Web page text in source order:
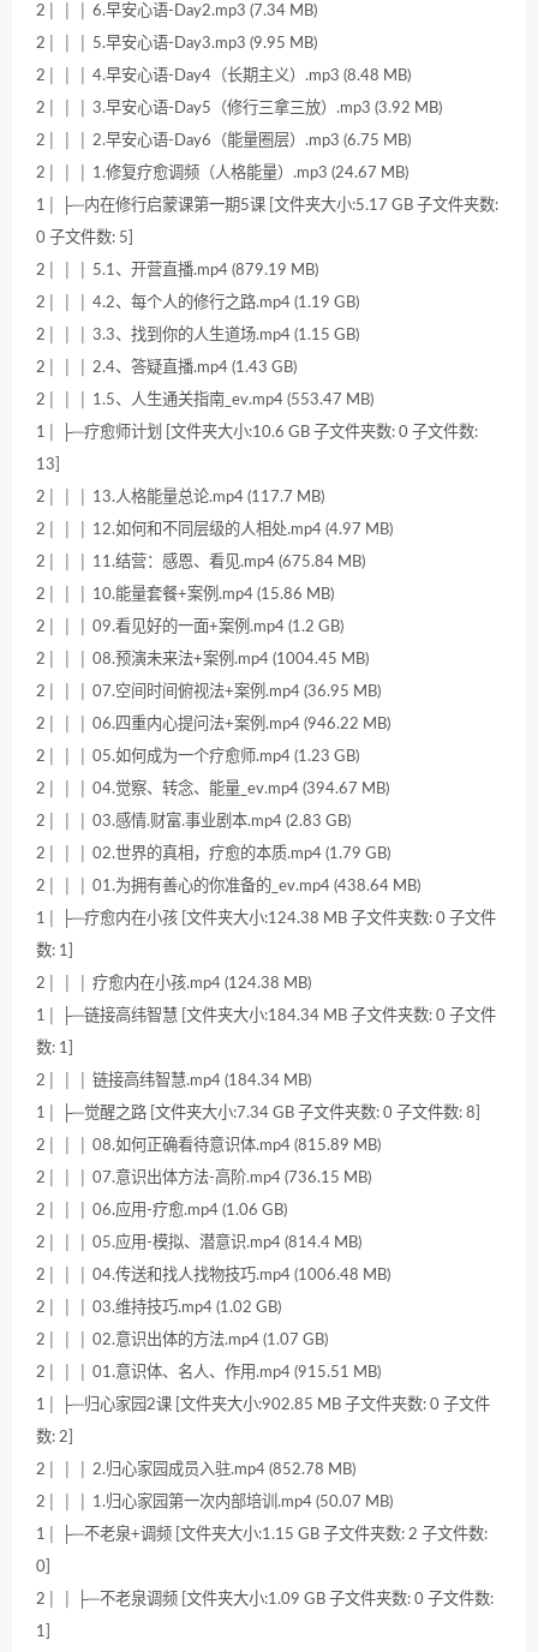
2│ │ │ 6.早安心语-Day2.mp3 (7.34 MB)
2│ │ │ 5.早安心语-Day3.mp3 (9.95 MB)
2│ │ │ 4.早安心语-Day4（长期主义）.mp3 (8.48 MB)
2│ │ │ 3.早安心语-Day5（修行三拿三放）.mp3 (3.92 MB)
2│ │ │ 2.早安心语-Day6（能量圈层）.mp3 (6.75 MB)
2│ │ │ 1.修复疗愈调频（人格能量）.mp3 (24.67 MB)
1│ ├─内在修行启蒙课第一期5课 [文件夹大小:5.17 GB 子文件夹数:
0 子文件数: 5]
2│ │ │ 5.1、开营直播.mp4 (879.19 MB)
2│ │ │ 4.2、每个人的修行之路.mp4 (1.19 GB)
2│ │ │ 3.3、找到你的人生道场.mp4 (1.15 GB)
2│ │ │ 2.4、答疑直播.mp4 (1.43 GB)
2│ │ │ 1.5、人生通关指南_ev.mp4 (553.47 MB)
1│ ├─疗愈师计划 [文件夹大小:10.6 GB 子文件夹数: 0 子文件数:
13]
2│ │ │ 13.人格能量总论.mp4 (117.7 MB)
2│ │ │ 12.如何和不同层级的人相处.mp4 (4.97 MB)
2│ │ │ 11.结营：感恩、看见.mp4 (675.84 MB)
2│ │ │ 10.能量套餐+案例.mp4 (15.86 MB)
2│ │ │ 09.看见好的一面+案例.mp4 (1.2 GB)
2│ │ │ 08.预演未来法+案例.mp4 (1004.45 MB)
2│ │ │ 07.空间时间俯视法+案例.mp4 (36.95 MB)
2│ │ │ 06.四重内心提问法+案例.mp4 (946.22 MB)
2│ │ │ 05.如何成为一个疗愈师.mp4 (1.23 GB)
2│ │ │ 04.觉察、转念、能量_ev.mp4 (394.67 MB)
2│ │ │ 03.感情.财富.事业剧本.mp4 (2.83 GB)
2│ │ │ 02.世界的真相，疗愈的本质.mp4 (1.79 GB)
2│ │ │ 01.为拥有善心的你准备的_ev.mp4 (438.64 MB)
1│ ├─疗愈内在小孩 [文件夹大小:124.38 MB 子文件夹数: 0 子文件
数: 1]
2│ │ │ 疗愈内在小孩.mp4 (124.38 MB)
1│ ├─链接高纬智慧 [文件夹大小:184.34 MB 子文件夹数: 0 子文件
数: 1]
2│ │ │ 链接高纬智慧.mp4 (184.34 MB)
1│ ├─觉醒之路 [文件夹大小:7.34 GB 子文件夹数: 0 子文件数: 8]
2│ │ │ 08.如何正确看待意识体.mp4 (815.89 MB)
2│ │ │ 07.意识出体方法-高阶.mp4 (736.15 MB)
2│ │ │ 06.应用-疗愈.mp4 (1.06 GB)
2│ │ │ 05.应用-模拟、潜意识.mp4 (814.4 MB)
2│ │ │ 04.传送和找人找物技巧.mp4 (1006.48 MB)
2│ │ │ 03.维持技巧.mp4 (1.02 GB)
2│ │ │ 02.意识出体的方法.mp4 (1.07 GB)
2│ │ │ 01.意识体、名人、作用.mp4 (915.51 MB)
1│ ├─归心家园2课 [文件夹大小:902.85 MB 子文件夹数: 0 子文件
数: 2]
2│ │ │ 2.归心家园成员入驻.mp4 (852.78 MB)
2│ │ │ 1.归心家园第一次内部培训.mp4 (50.07 MB)
1│ ├─不老泉+调频 [文件夹大小:1.15 GB 子文件夹数: 2 子文件数:
0]
2│ │ ├─不老泉调频 [文件夹大小:1.09 GB 子文件夹数: 0 子文件数:
1]